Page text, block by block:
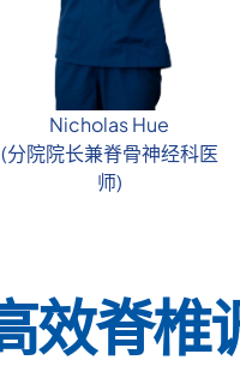
Nicholas Hue
(分院院长兼脊骨神经科医
师)
效脊椎